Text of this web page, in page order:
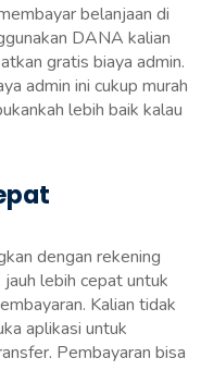
belanjaan di
DANA kalian
gratis biaya admin.
admin ini cukup murah
lebih baik kalau
dengan rekening
lebih cepat untuk
Kalian tidak
aplikasi untuk
Pembayaran bisa